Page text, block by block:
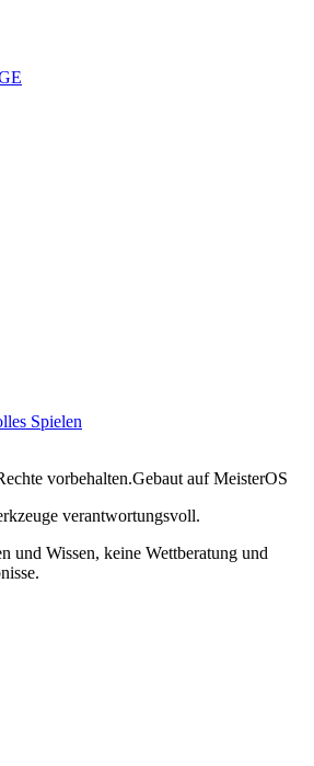
Spielen
vorbehalten.Gebaut auf MeisterOS
verantwortungsvoll.
und Wissen, keine Wettberatung und